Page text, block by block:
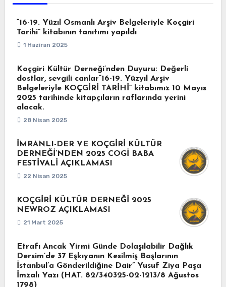
“16-19. Yüzıl Osmanlı Arşiv Belgeleriyle Koçgiri
Tarihi” kitabının tanıtımı yapıldı
1 Haziran 2025
Koçgiri Kültür Derneği’nden Duyuru: Değerli
dostlar, sevgili canlar“16-19. Yüzyıl Arşiv
Belgeleriyle KOÇGİRİ TARİHİ” kitabımız 10 Mayıs
2025 tarihinde kitapçıların raflarında yerini
alacak.
28 Nisan 2025
İMRANLI-DER VE KOÇGİRİ KÜLTÜR
DERNEĞİ’NDEN 2025 COGİ BABA
FESTİVALİ AÇIKLAMASI
22 Nisan 2025
KOÇGİRİ KÜLTÜR DERNEĞİ 2025
NEWROZ AÇIKLAMASI
21 Mart 2025
Etrafı Ancak Yirmi Günde Dolaşılabilir Dağlık
Dersim’de 37 Eşkıyanın Kesilmiş Başlarının
İstanbul’a Gönderildiğine Dair” Yusuf Ziya Paşa
İmzalı Yazı (HAT. 82/340325-02-1213/8 Ağustos
1798)